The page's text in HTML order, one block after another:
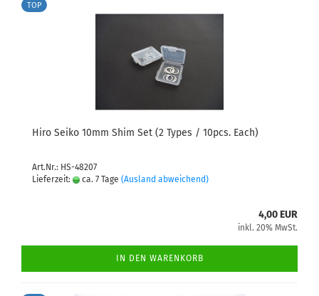
TOP
Hiro Seiko 10mm Shim Set (2 Types / 10pcs. Each)
Art.Nr.: HS-48207
Lieferzeit:
ca. 7 Tage (Ausland abweichend)
4,00 EUR
inkl. 20% MwSt.
IN DEN WARENKORB